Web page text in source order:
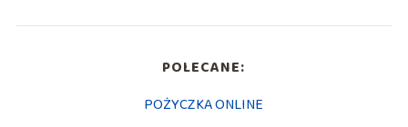
POLECANE:
POŻYCZKA ONLINE